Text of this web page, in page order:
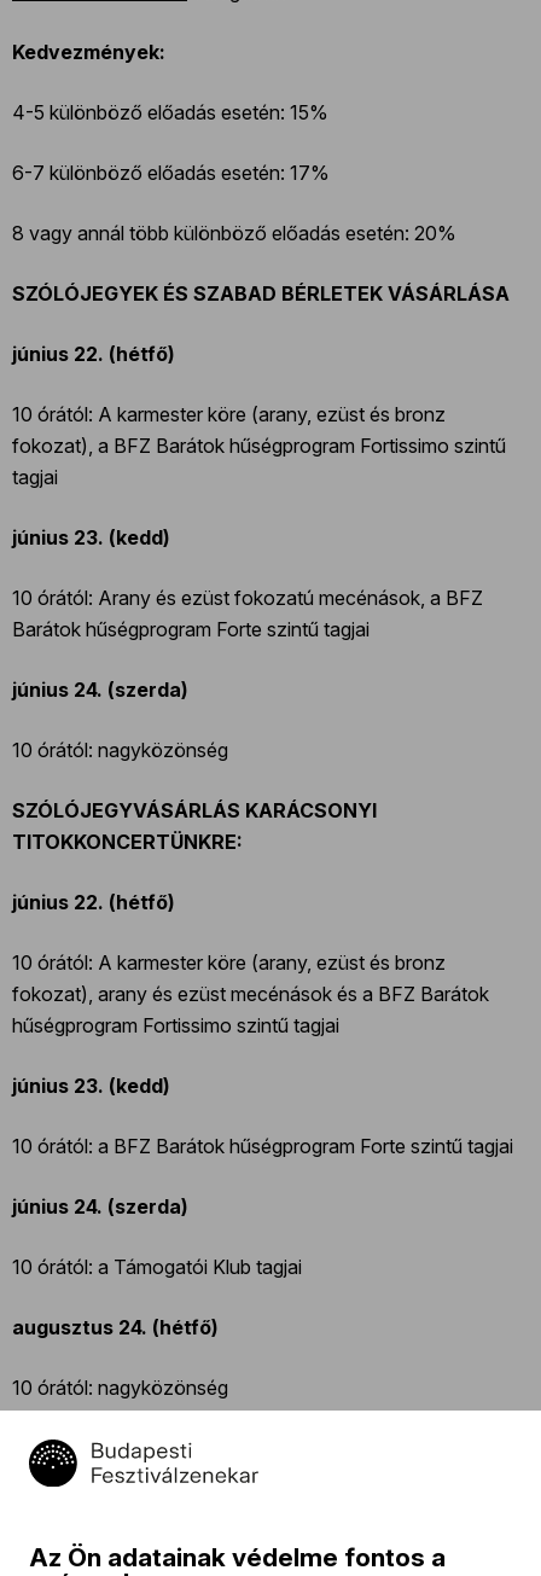
Kedvezmények:
4-5 különböző előadás esetén: 15%
6-7 különböző előadás esetén: 17%
8 vagy annál több különböző előadás esetén: 20%
SZÓLÓJEGYEK ÉS SZABAD BÉRLETEK VÁSÁRLÁSA
június 22. (hétfő)
10 órától: A karmester köre (arany, ezüst és bronz
fokozat), a BFZ Barátok hűségprogram Fortissimo szintű
tagjai
június 23. (kedd)
10 órától: Arany és ezüst fokozatú mecénások, a BFZ
Barátok hűségprogram Forte szintű tagjai
június 24. (szerda)
10 órától: nagyközönség
SZÓLÓJEGYVÁSÁRLÁS KARÁCSONYI
TITOKKONCERTÜNKRE:
június 22. (hétfő)
10 órától: A karmester köre (arany, ezüst és bronz
fokozat), arany és ezüst mecénások és a BFZ Barátok
hűségprogram Fortissimo szintű tagjai
június 23. (kedd)
10 órától: a BFZ Barátok hűségprogram Forte szintű tagjai
június 24. (szerda)
10 órától: a Támogatói Klub tagjai
augusztus 24. (hétfő)
10 órától: nagyközönség
TOVÁBBI INFORMÁCIÓ:
+ 36 1 489 43 31
Az Ön adatainak védelme fontos a